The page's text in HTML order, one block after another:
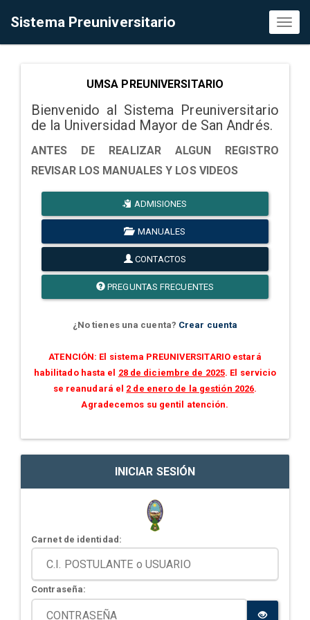
Sistema Preuniversitario
UMSA PREUNIVERSITARIO
Bienvenido al Sistema Preuniversitario
de la Universidad Mayor de San Andrés.
ANTES DE REALIZAR ALGUN REGISTRO
REVISAR LOS MANUALES Y LOS VIDEOS
ADMISIONES
MANUALES
CONTACTOS
PREGUNTAS FRECUENTES
¿No tienes una cuenta? Crear cuenta
ATENCIÓN: El sistema PREUNIVERSITARIO estará
habilitado hasta el 28 de diciembre de 2025. El servicio
se reanudará el 2 de enero de la gestión 2026.
Agradecemos su gentil atención.
INICIAR SESIÓN
Carnet de identidad:
Contraseña: